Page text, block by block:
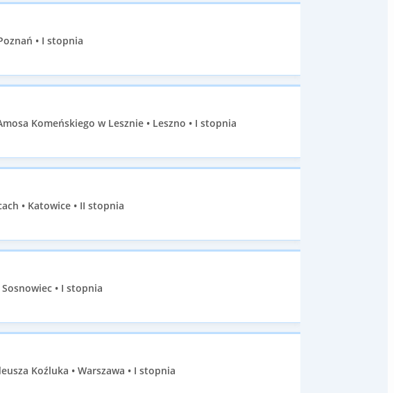
• I stopnia
Komeńskiego w Lesznie • Leszno • I stopnia
• Katowice • II stopnia
• I stopnia
Koźluka • Warszawa • I stopnia